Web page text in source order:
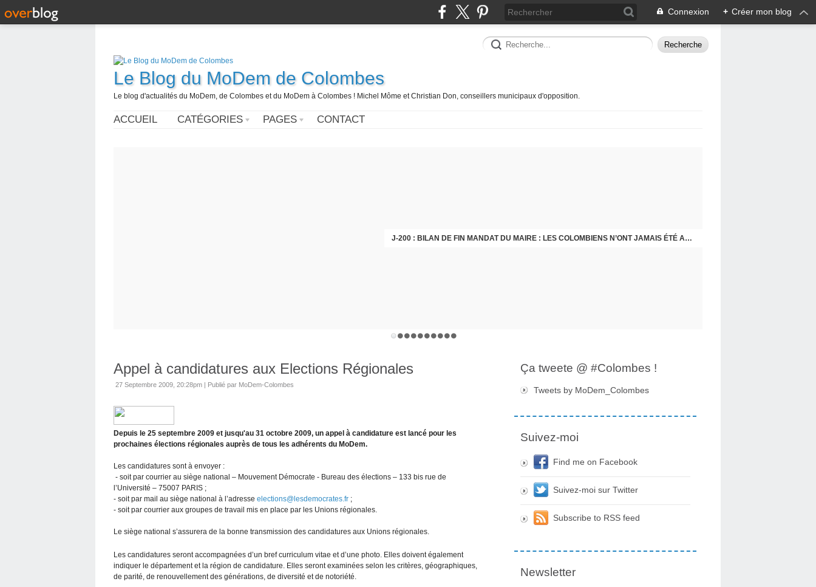
Connexion + Créer mon blog
Le Blog du MoDem de Colombes
Le blog d'actualités du MoDem, de Colombes et du MoDem à Colombes ! Michel Môme et Christian Don, conseillers municipaux d'opposition.
ACCUEIL CATÉGORIES PAGES CONTACT
J-200 : BILAN DE FIN MANDAT DU MAIRE : LES COLOMBIENS N’ONT JAMAIS ÉTÉ AUSSI MAL TRAITÉS ET MÉPRISÉS
STOP BÉTON !
Appel à candidatures aux Elections Régionales
27 Septembre 2009, 20:28pm | Publié par MoDem-Colombes
Depuis le 25 septembre 2009 et jusqu'au 31 octobre 2009, un appel à candidature est lancé pour les
prochaines élections régionales auprès de tous les adhérents du MoDem.
Les candidatures sont à envoyer :
- soit par courrier au siège national – Mouvement Démocrate - Bureau des élections – 133 bis rue de
l’Université – 75007 PARIS ;
- soit par mail au siège national à l’adresse elections@lesdemocrates.fr ;
- soit par courrier aux groupes de travail mis en place par les Unions régionales.
Le siège national s’assurera de la bonne transmission des candidatures aux Unions régionales.
Les candidatures seront accompagnées d’un bref curriculum vitae et d’une photo. Elles doivent également
indiquer le département et la région de candidature. Elles seront examinées selon les critères, géographiques,
de parité, de renouvellement des générations, de diversité et de notoriété.
Ça tweete @ #Colombes !
Tweets by MoDem_Colombes
Suivez-moi
Find me on Facebook
Suivez-moi sur Twitter
Subscribe to RSS feed
Newsletter